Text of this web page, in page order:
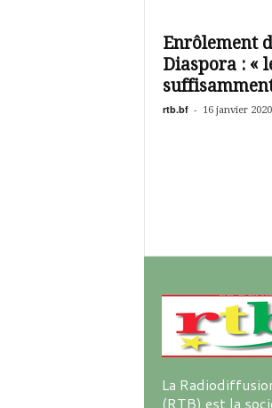
i
Enrôlement
Diaspora : «
rtb.bf - 16 janvier 2020
La
(RTB) est la